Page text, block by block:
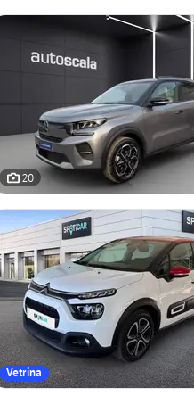
20
Vetrina